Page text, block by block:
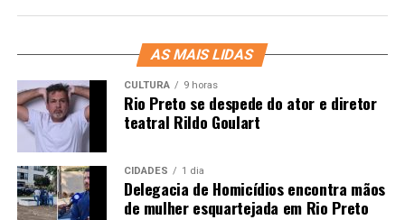
AS MAIS LIDAS
CULTURA 9 horas
Rio Preto se despede do ator e diretor
teatral Rildo Goulart
CIDADES 1 dia
Delegacia de Homicídios encontra mãos
de mulher esquartejada em Rio Preto